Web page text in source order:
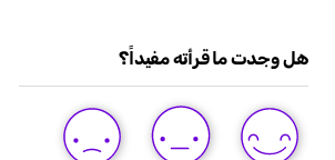
هل وجدت ما قرأته مفيداً؟
LOVE
THIS
POST
LIKE
THIS
POST
DISLIKE
THIS
POST